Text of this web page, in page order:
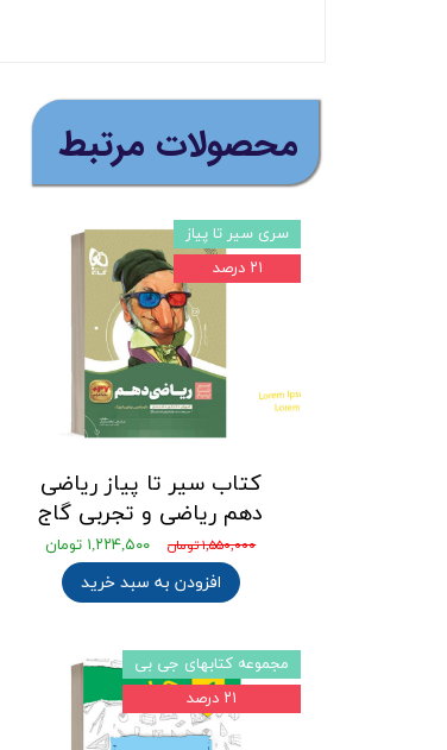
​محصولات مرتبط
کتاب سیر تا پیاز ریاضی
دهم ریاضی و تجربی گاج
۱,۵۵۰,۰۰۰ تومان ۱,۲۲۴,۵۰۰ تومان
افزودن به سبد خرید
سری سیر تا پیاز
۲۱ درصد
مجموعه کتابهای جی بی
۲۱ درصد